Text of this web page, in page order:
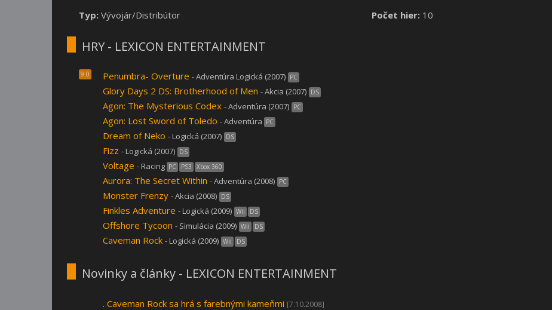
Počet hier: 10
Typ: Vývojár/Distribútor
HRY - LEXICON ENTERTAINMENT
Penumbra- Overture - Adventúra Logická (2007) PC
9.0
Glory Days 2 DS: Brotherhood of Men - Akcia (2007) DS
Agon: The Mysterious Codex - Adventúra (2007) PC
Agon: Lost Sword of Toledo - Adventúra PC
Dream of Neko - Logická (2007) DS
Fizz - Logická (2007) DS
Voltage - Racing PC PS3 Xbox 360
Aurora: The Secret Within - Adventúra (2008) PC
Monster Frenzy - Akcia (2008) DS
Finkles Adventure - Logická (2009) Wii DS
Offshore Tycoon - Simulácia (2009) Wii DS
Caveman Rock - Logická (2009) Wii DS
Novinky a články - LEXICON ENTERTAINMENT
. Caveman Rock sa hrá s farebnými kameňmi [7.10.2008]